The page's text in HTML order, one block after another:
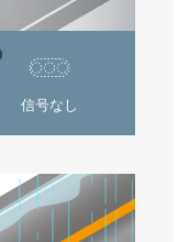
信号なし